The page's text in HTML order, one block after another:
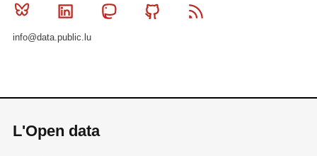
Bluesky Linkedin MastodonGithub
info@data.public.lu
L'Open data